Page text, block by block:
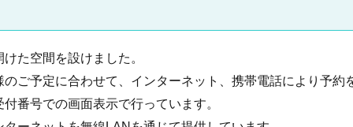
た空間を設けました。
ご予定に合わせて、インターネット、携帯電話により予約
番号での画面表示で行っています。